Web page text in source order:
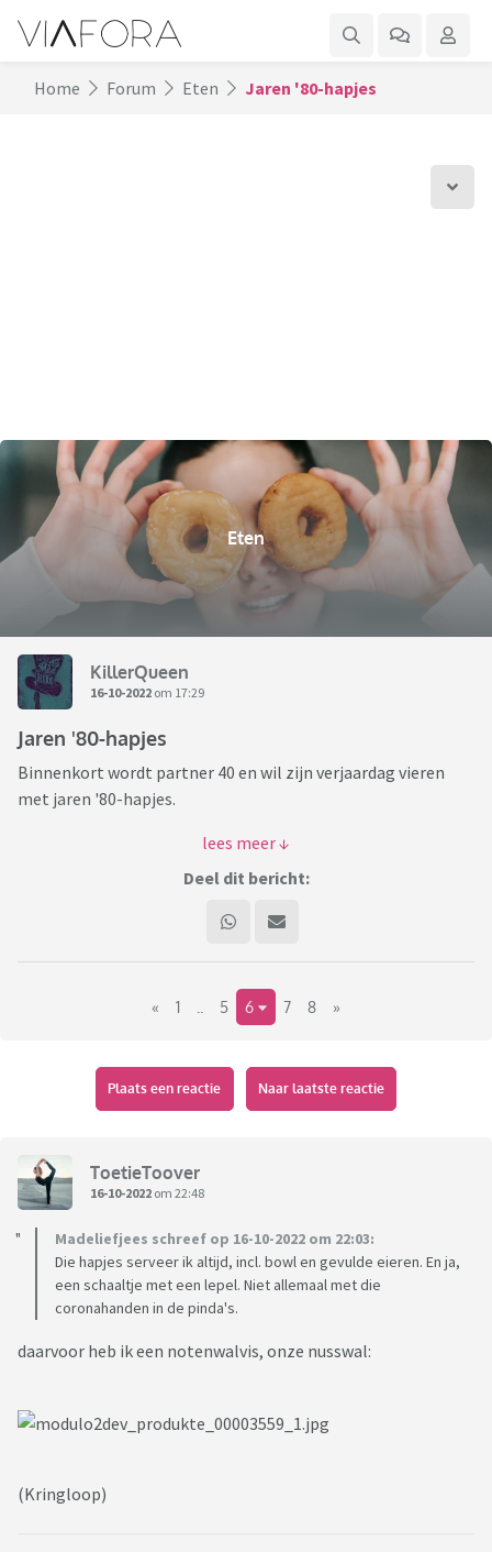
Home Forum Eten Jaren '80-hapjes
Eten
KillerQueen
16-10-2022 om 17:29
Jaren '80-hapjes
Binnenkort wordt partner 40 en wil zijn verjaardag vieren
met jaren '80-hapjes.
De 'klassiekers' die ik kon bedenken:
- blokje kaas met zilveruitje
- Boterhamworst met augurk
- Cocktailworstje in bladerdeeg
- plakjes grillworst
Wat is nou typisch jaren '80?
Oh en er wordt voornamelijk bier gedronken.
Deel dit bericht:
« 1 5 6 7 8 »
Plaats een reactie Naar laatste reactie
ToetieToover
16-10-2022 om 22:48
Madeliefjees schreef op 16-10-2022 om 22:03:
Die hapjes serveer ik altijd, incl. bowl en gevulde eieren. En ja,
een schaaltje met een lepel. Niet allemaal met die
coronahanden in de pinda's.
daarvoor heb ik een notenwalvis, onze nusswal:
(Kringloop)